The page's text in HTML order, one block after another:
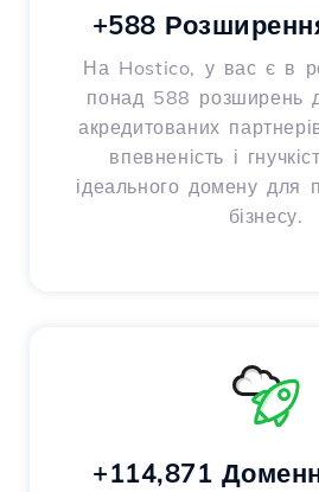
+588
На Hostico, у вас є в
понад 588 розширень
акредитованих
впевненість і
ідеального домену для
бізнесу.
+114,871